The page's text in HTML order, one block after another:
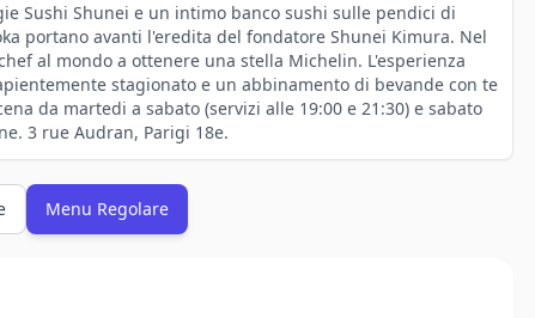
Sushi Shunei e un intimo banco sushi sulle pendici di
portano avanti l'eredita del fondatore Shunei Kimura. Nel
al mondo a ottenere una stella Michelin. L'esperienza
stagionato e un abbinamento di bevande con te
da martedi a sabato (servizi alle 19:00 e 21:30) e sabato
3 rue Audran, Parigi 18e.
Menu Regolare